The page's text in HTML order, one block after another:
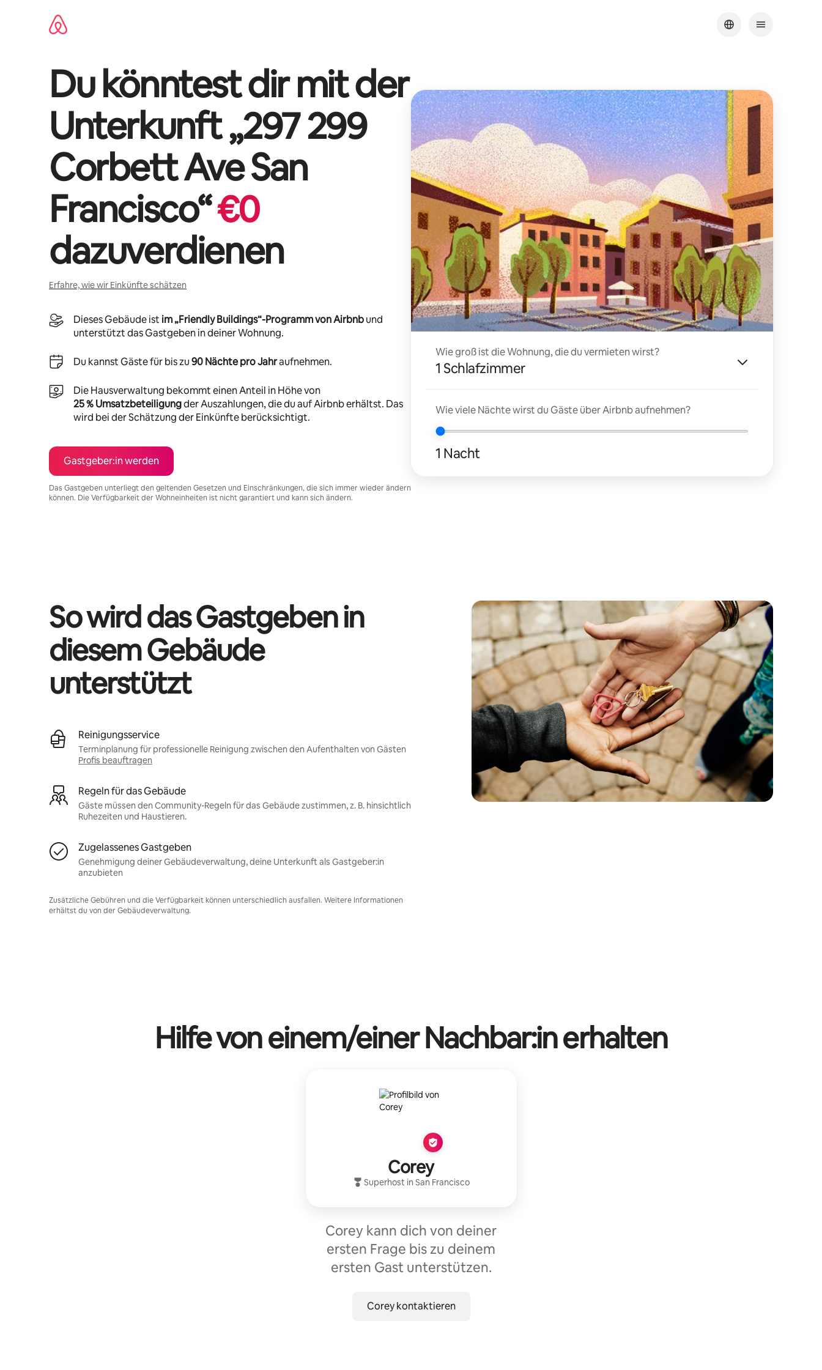
Du könntest dir mit der
Unterkunft „297 299
Corbett Ave San
Francisco“€0
dazuverdienen
Erfahre, wie wir Einkünfte schätzen
Dieses Gebäude ist im „Friendly Buildings“-Programm von Airbnbund
unterstützt das Gastgeben in deiner Wohnung.
Du kannst Gäste für bis zu90 Nächte pro Jahraufnehmen.
Die Hausverwaltung bekommt einen Anteil in Höhe von
25 % Umsatzbeteiligungder Auszahlungen, die du auf Airbnb erhältst. Das
wird bei der Schätzung der Einkünfte berücksichtigt.
Gastgeber:in werden
Das Gastgeben unterliegt den geltenden Gesetzen und Einschränkungen, die sich immer wieder ändern
können. Die Verfügbarkeit der Wohneinheiten ist nicht garantiert und kann sich ändern.
Wie groß ist die Wohnung, die du vermieten wirst?
1 Schlafzimmer
Wie viele Nächte wirst du Gäste über Airbnb aufnehmen?
1 Nacht
So wird das Gastgeben in
diesem Gebäude
unterstützt
Reinigungsservice
Terminplanung für professionelle Reinigung zwischen den Aufenthalten von Gästen
Profis beauftragen
Regeln für das Gebäude
Gäste müssen den Community-Regeln für das Gebäude zustimmen, z. B. hinsichtlich
Ruhezeiten und Haustieren.
Zugelassenes Gastgeben
Genehmigung deiner Gebäudeverwaltung, deine Unterkunft als Gastgeber:in
anzubieten
Zusätzliche Gebühren und die Verfügbarkeit können unterschiedlich ausfallen. Weitere Informationen
erhältst du von der Gebäudeverwaltung.
Hilfe von einem/einer Nachbar:in erhalten
Corey
Superhost inSan Francisco
Corey kann dich von deiner
ersten Frage bis zu deinem
ersten Gast unterstützen.
Corey kontaktieren